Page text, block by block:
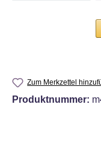
Zum Merkzettel
Produktnummer: